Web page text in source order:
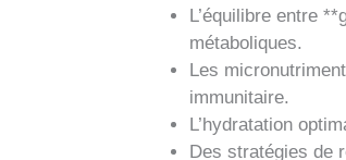
L’équilibre entre
métaboliques.
Les
immunitaire.
L’hydratation
Des stratégies de